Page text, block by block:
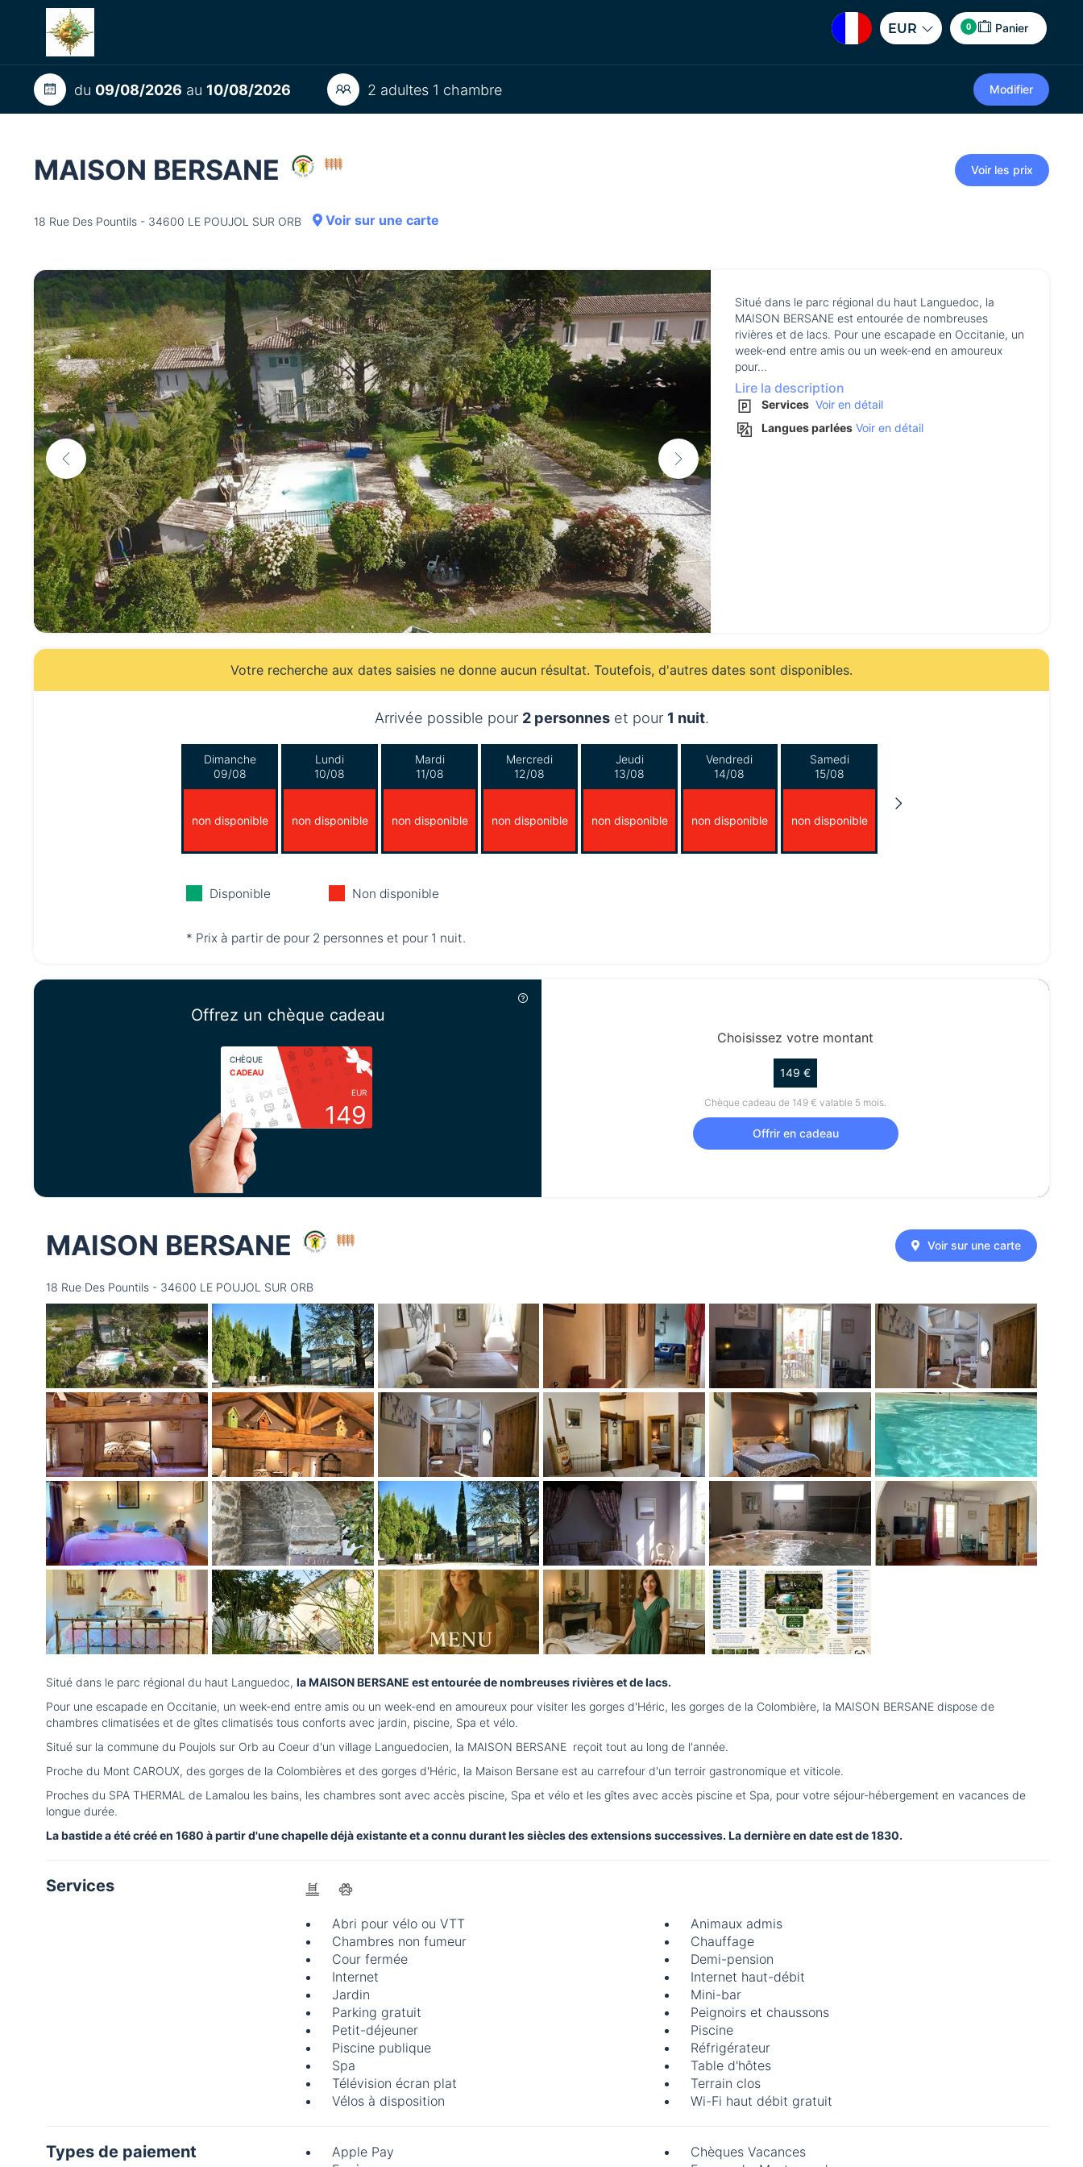
EUR 0 Panier
du 09/08/2026 au 10/08/2026 2 adultes 1 chambre Modifier
MAISON BERSANE
18 Rue Des Pountils - 34600 LE POUJOL SUR ORB Voir sur une carte
Voir les prix
Situé dans le parc régional du haut Languedoc, la
MAISON BERSANE est entourée de nombreuses
rivières et de lacs. Pour une escapade en Occitanie, un
week-end entre amis ou un week-end en amoureux
pour...
Lire la description
Services Voir en détail
Langues parlées Voir en détail
Votre recherche aux dates saisies ne donne aucun résultat. Toutefois, d'autres dates sont disponibles.
Arrivée possible pour 2 personneset pour 1 nuit.
Dimanche
09/08
non disponible
Lundi
10/08
non disponible
Mardi
11/08
non disponible
Mercredi
12/08
non disponible
Jeudi
13/08
non disponible
Vendredi
14/08
non disponible
Samedi
15/08
non disponible
Disponible Non disponible
* Prix à partir de pour 2 personnes et pour 1 nuit.
Offrez un chèque cadeau
CHÈQUE
CADEAU
EUR
149
Choisissez votre montant
149 €
Chèque cadeau de 149 € valable 5 mois.
Offrir en cadeau
MAISON BERSANE
18 Rue Des Pountils - 34600 LE POUJOL SUR ORB
Voir sur une carte
Situé dans le parc régional du haut Languedoc, la MAISON BERSANE est entourée de nombreuses rivières et de lacs.
Pour une escapade en Occitanie, un week-end entre amis ou un week-end en amoureux pour visiter les gorges d'Héric, les gorges de la Colombière, la MAISON BERSANE dispose de
chambres climatisées et de gîtes climatisés tous conforts avec jardin, piscine, Spa et vélo.
Situé sur la commune du Poujols sur Orb au Coeur d'un village Languedocien, la MAISON BERSANE reçoit tout au long de l'année.
Proche du Mont CAROUX, des gorges de la Colombières et des gorges d'Héric, la Maison Bersane est au carrefour d'un terroir gastronomique et viticole.
Proches du SPA THERMAL de Lamalou les bains, les chambres sont avec accès piscine, Spa et vélo et les gîtes avec accès piscine et Spa, pour votre séjour-hébergement en vacances de
longue durée.
La bastide a été créé en 1680 à partir d'une chapelle déjà existante et a connu durant les siècles des extensions successives. La dernière en date est de 1830.
Services
Abri pour vélo ou VTT
Animaux admis
Chambres non fumeur
Chauffage
Cour fermée
Demi-pension
Internet
Internet haut-débit
Jardin
Mini-bar
Parking gratuit
Peignoirs et chaussons
Petit-déjeuner
Piscine
Piscine publique
Réfrigérateur
Spa
Table d'hôtes
Télévision écran plat
Terrain clos
Vélos à disposition
Wi-Fi haut débit gratuit
Types de paiement Apple Pay
Chèques Vacances